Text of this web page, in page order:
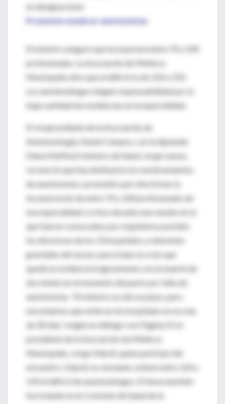
en designaciones
Prometen nombrar anestesistas
El ministro aseguró que incorporará entre 70 y 100
profesionales. La Asociación de Médicos
Municipales dice que el déficit es de 120 a 150.
Los anestesiólogos niegan responsabilidad por la
baja cantidad de residencias en la especialidad.
El vicepresidente de la Asociación de
Anestesiología, Daniel Campos, con la diputada
Diana Maffía.El ministro de Salud, Jorge Lemus,
reconoció que hay lentitud en los nombramientos
de anestesistas y prometió ayer efectivizar la
incorporación de entre 70 y 100 profesionales de
esa especialidad. Lo hizo durante una reunión en la
que fueron convocados por el gobierno porteño
los directores de los 33 hospitales y referentes
gremiales del sector, para tratar la crisis que
quedó en evidencia trágicamente con la muerte de
dos bebés en el momento del parto por falta de
anestesistas. “El ministro no dio un plazo, pero
necesitamos que estén en los hospitales en no más
de 30 días”, exigió en diálogo con Página/12 el
presidente de la Asociación de Médicos
Municipales, Jorge Gilardi, quien participó del
encuentro. Gilardi, no obstante, estimó entre 120 y
150 el déficit de anestesiólogos. El tema también
fue tratado en la Comisión de Salud de la